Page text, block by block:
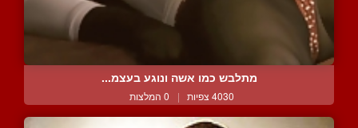
מתלבש כמו אשה ונוגע בעצמ...
4030 צפיות | 0 המלצות